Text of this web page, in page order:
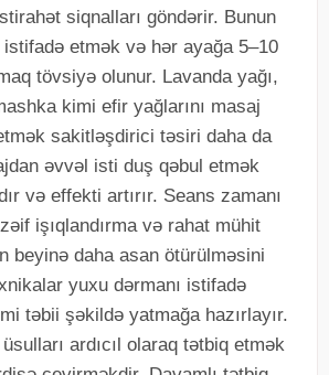
siqnalları göndərir. Bunun
istifadə etmək və hər ayağa 5–10
tövsiyə olunur. Lavanda yağı,
kimi efir yağlarını masaj
sakitləşdirici təsiri daha da
əvvəl isti duş qəbul etmək
və effekti artırır. Seans zamanı
işıqlandırma və rahat mühit
beyinə daha asan ötürülməsini
yuxu dərmanı istifadə
təbii şəkildə yatmağa hazırlayır.
ardıcıl olaraq tətbiq etmək